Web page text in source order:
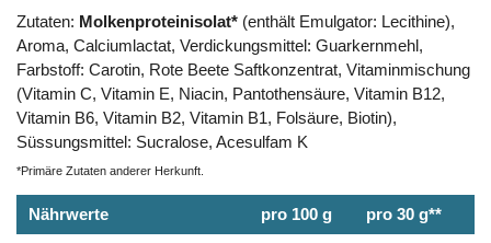
Zutaten: Molkenproteinisolat* (enthält Emulgator: Lecithine),
Aroma, Calciumlactat, Verdickungsmittel: Guarkernmehl,
Farbstoff: Carotin, Rote Beete Saftkonzentrat, Vitaminmischung
(Vitamin C, Vitamin E, Niacin, Pantothensäure, Vitamin B12,
Vitamin B6, Vitamin B2, Vitamin B1, Folsäure, Biotin),
Süssungsmittel: Sucralose, Acesulfam K
*Primäre Zutaten anderer Herkunft.
Nährwerte pro 100 g pro 30 g**